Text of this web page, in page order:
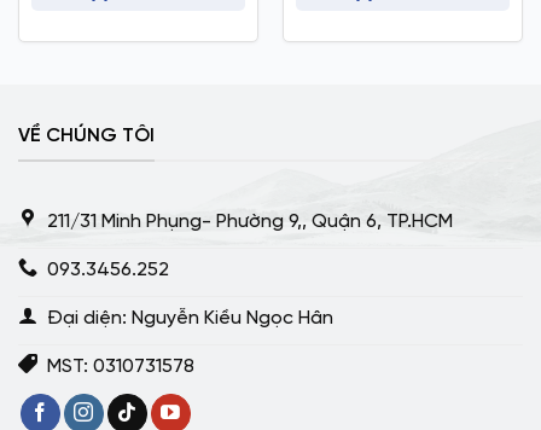
VỀ CHÚNG TÔI
211/31 Minh Phụng- Phường 9,, Quận 6, TP.HCM
093.3456.252
Đại diện: Nguyễn Kiều Ngọc Hân
MST: 0310731578